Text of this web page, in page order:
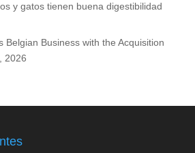
y gatos tienen buena digestibilidad
Belgian Business with the Acquisition
2026